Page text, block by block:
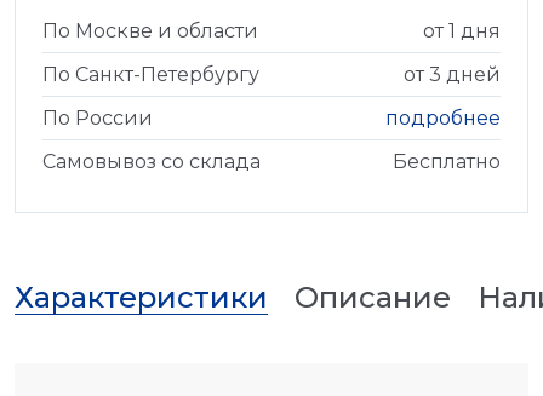
По Москве и области
от 1 дня
По Санкт-Петербургу
от 3 дней
По России
подробнее
Самовывоз со склада
Бесплатно
Характеристики Описание